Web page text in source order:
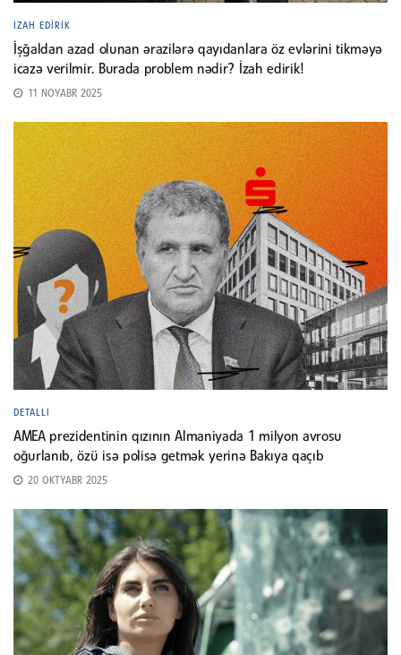
İZAH EDIRIK
İşğaldan azad olunan ərazilərə qayıdanlara öz evlərini tikməyə
icazə verilmir. Burada problem nədir? İzah edirik!
11 NOYABR 2025
DETALLI
AMEA prezidentinin qızının Almaniyada 1 milyon avrosu
oğurlanıb, özü isə polisə getmək yerinə Bakıya qaçıb
20 OKTYABR 2025